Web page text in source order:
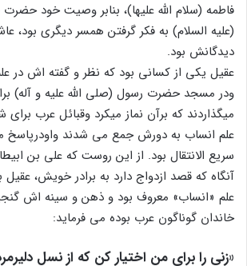
فاطمه (سلام الله علیها)، بنابر وصیت خود
(علیه السلام) به فکر گرفتن همسر دیگری بود،
دیدگانش بود.
عقیل یکی از کسانی بود که نظر و گفته اش در
ودر مسجد حضرت رسول (صلی الله علیه و آله)
میگذاردند که برآن نماز میکرد وقبائل عرب
علم انساب به دورش جمع می شدند واودرپاسخ
سریع الانتقال بود. از این روست که علی بن
آنگاه که قصد ازدواج دارد به برادر خویش،
علم «انساب» معروف بود و ذهن و سینه اش
خاندان گوناگون عرب بوده می فرماید:
«زنی را برای من اختیار کن که از نسل